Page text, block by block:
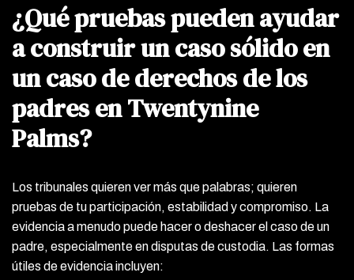
¿Qué pruebas pueden ayudar
a construir un caso sólido en
un caso de derechos de los
padres en Twentynine
Palms?
Los tribunales quieren ver más que palabras; quieren
pruebas de tu participación, estabilidad y compromiso. La
evidencia a menudo puede hacer o deshacer el caso de un
padre, especialmente en disputas de custodia. Las formas
útiles de evidencia incluyen: